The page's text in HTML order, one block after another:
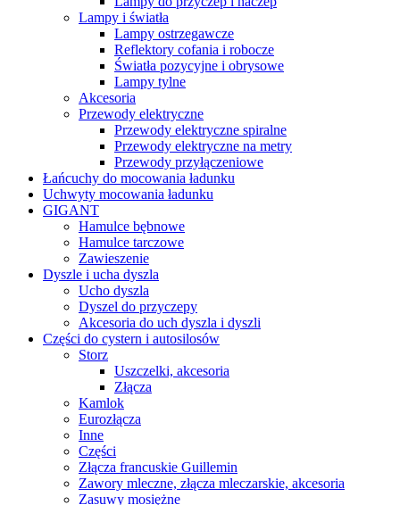
Lampy i światła
Lampy ostrzegawcze
Reflektory cofania i robocze
Światła pozycyjne i obrysowe
Lampy tylne
Akcesoria
Przewody elektryczne
Przewody elektryczne spiralne
Przewody elektryczne na metry
Przewody przyłączeniowe
Łańcuchy do mocowania ładunku
Uchwyty mocowania ładunku
GIGANT
Hamulce bębnowe
Hamulce tarczowe
Zawieszenie
Dyszle i ucha dyszla
Ucho dyszla
Dyszel do przyczepy
Akcesoria do uch dyszla i dyszli
Części do cystern i autosilosów
Storz
Uszczelki, akcesoria
Złącza
Kamlok
Eurozłącza
Inne
Części
Złącza francuskie Guillemin
Zawory mleczne, złącza mleczarskie, akcesoria
Zasuwy mosiężne